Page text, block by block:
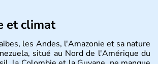
et climat
les Andes, l'Amazonie et sa nature
situé au Nord de l'Amérique du